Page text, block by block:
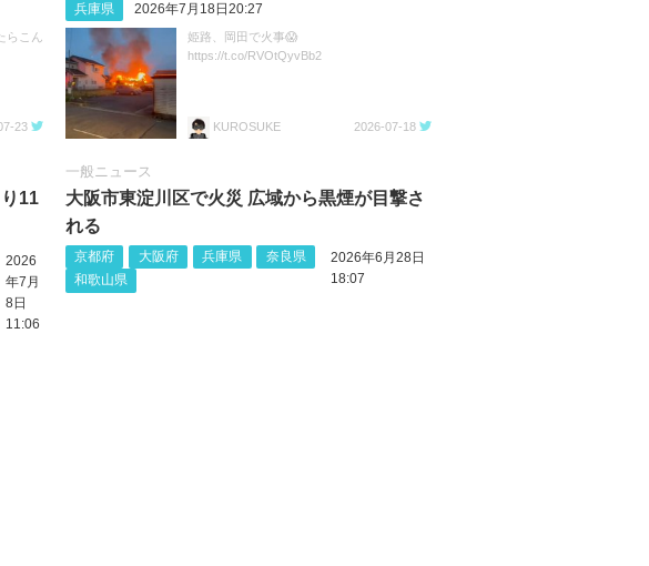
らこん
23
兵庫県 2026年7月18日20:27
姫路、岡田で火事😱
https://t.co/RVOtQyvBb2
KUROSUKE 2026-07-18
11
2026
年7月
8日
11:06
一般ニュース
大阪市東淀川区で火災 広域から黒煙が目撃さ
れる
京都府 大阪府 兵庫県
奈良県
和歌山県
2026年6月28日
18:07